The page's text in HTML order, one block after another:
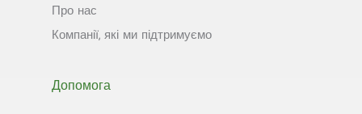
Про нас
Компанії, які ми підтримуємо
Допомога